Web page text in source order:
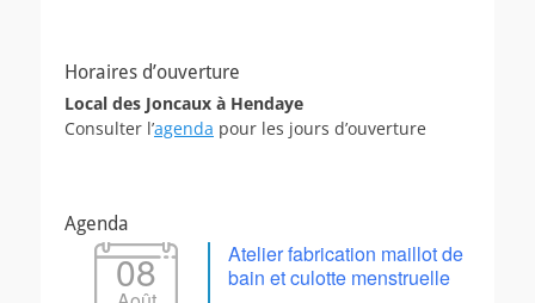
Horaires d’ouverture
Local des Joncaux à Hendaye
Consulter l’agenda pour les jours d’ouverture
Agenda
08
Atelier fabrication maillot de
bain et culotte menstruelle